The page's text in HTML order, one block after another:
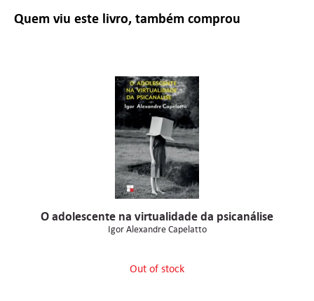
Quem viu este livro, também comprou
O adolescente na virtualidade da psicanálise
Igor Alexandre Capelatto
Out of stock